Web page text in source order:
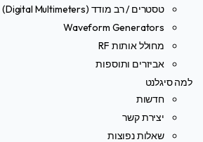
טסטרים / רב מודד (Digital Multimeters)
Waveform Generators
מחולל אותות RF
אביזרים ותוספות
למה סיגלנט
חדשות
יצירת קשר
שאלות נפוצות